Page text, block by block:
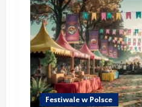
Festiwale w Polsce